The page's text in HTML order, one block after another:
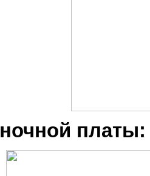
платы: